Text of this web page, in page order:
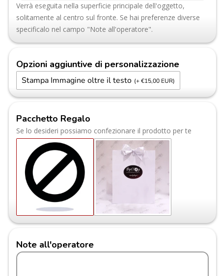
Verrà eseguita nella superficie principale dell'oggetto,
solitamente al centro sul fronte. Se hai preferenze diverse
specificalo nel campo "Note all'operatore".
Opzioni aggiuntive di personalizzazione
Stampa Immagine oltre il testo (+ €15,00 EUR)
Pacchetto Regalo
Se lo desideri possiamo confezionare il prodotto per te
Note all'operatore